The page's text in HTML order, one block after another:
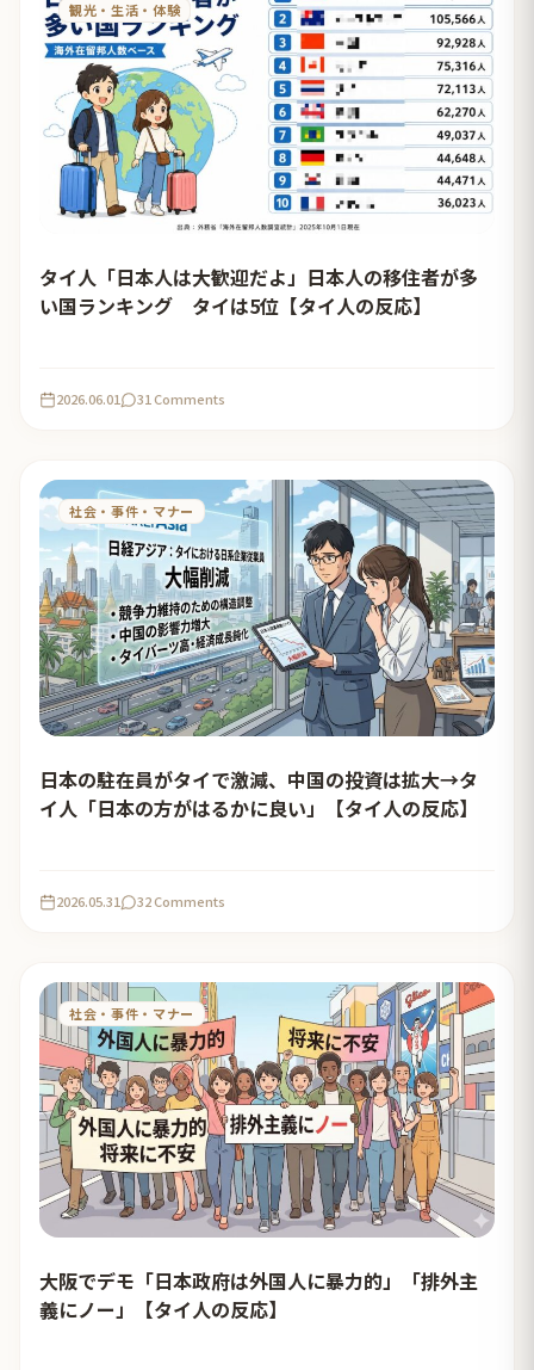
観光・生活・体験
タイ人「日本人は大歓迎だよ」日本人の移住者が多
い国ランキング タイは5位【タイ人の反応】
2026.06.01 31 Comments
社会・事件・マナー
日本の駐在員がタイで激減、中国の投資は拡大→タ
イ人「日本の方がはるかに良い」【タイ人の反応】
2026.05.31 32 Comments
社会・事件・マナー
大阪でデモ「日本政府は外国人に暴力的」「排外主
義にノー」【タイ人の反応】